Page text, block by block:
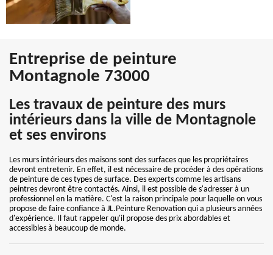
Entreprise de peinture
Montagnole 73000
Les travaux de peinture des murs
intérieurs dans la ville de Montagnole
et ses environs
Les murs intérieurs des maisons sont des surfaces que les propriétaires
devront entretenir. En effet, il est nécessaire de procéder à des opérations
de peinture de ces types de surface. Des experts comme les artisans
peintres devront être contactés. Ainsi, il est possible de s'adresser à un
professionnel en la matière. C'est la raison principale pour laquelle on vous
propose de faire confiance à JL.Peinture Renovation qui a plusieurs années
d'expérience. Il faut rappeler qu'il propose des prix abordables et
accessibles à beaucoup de monde.